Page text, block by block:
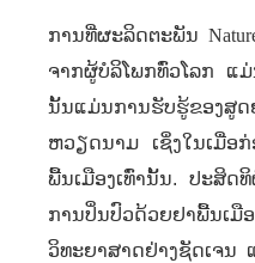
ການທີ່ຜະລິດຕະພັນ
ຈາກຜູ້ບໍລິໂພກທົ່ວໂລກ ແ
ນັ້ນແມ່ນການຮັບຮູ້ຂ
ຫວຽດນາມ ເຊິ່ງໃນເມື່ອ
ພື້ນເມືອງເທົ່ານັ້ນ. ປະສິ
ການປິ່ນປົວດ້ວຍຢາພື້
ວິທະຍາສາດຢ່າງຊັດເຈນ